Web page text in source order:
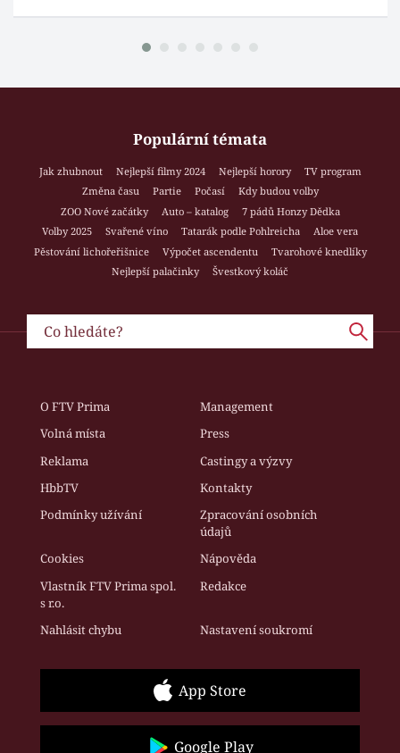
Populární témata
Jak zhubnout Nejlepší filmy 2024 Nejlepší horory
TV program
Změna času
Partie Počasí
Kdy budou volby
ZOO Nové začátky
Auto – katalog
7 pádů Honzy Dědka
Volby 2025
Svařené víno Tatarák podle Pohlreicha
Aloe vera
Pěstování lichořeřišnice
Výpočet ascendentu
Tvarohové knedlíky
Nejlepší palačinky
Švestkový koláč
O FTV Prima
Management
Volná místa
Press
Reklama
Castingy a výzvy
HbbTV
Kontakty
Podmínky užívání
Zpracování osobních
údajů
Cookies
Nápověda
Vlastník FTV Prima spol.
s r.o.
Redakce
Nahlásit chybu Nastavení soukromí
App Store
Google Play